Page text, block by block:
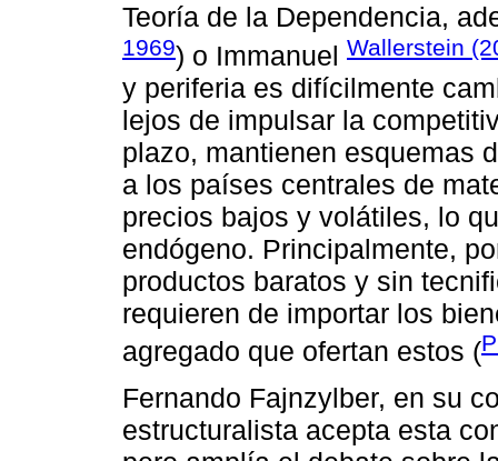
Teoría de la Dependencia,
1969) o Immanuel Wallerstein
y periferia es difícilmente
lejos de impulsar la
plazo, mantienen esquemas
a los países centrales de
precios bajos y volátiles, lo
endógeno. Principalmente,
productos baratos y sin
requieren de importar los
agregado que ofertan estos (
Fernando Fajnzylber, en su
estructuralista acepta esta